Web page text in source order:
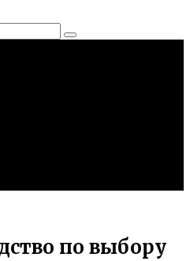
по выбору